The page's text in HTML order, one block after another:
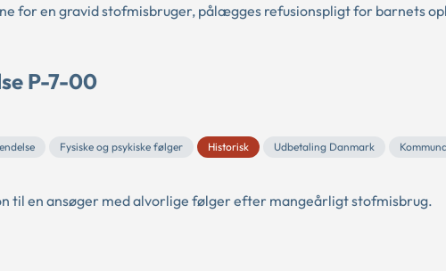
for en gravid stofmisbruger, pålægges refusionspligt for barnets
P-7-00
Fysiske og psykiske følger Historisk Udbetaling Danmark
til en ansøger med alvorlige følger efter mangeårligt stofmisbrug.